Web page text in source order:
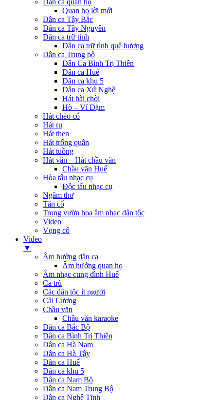
Dân ca quan họ
Quan họ lời mới
Dân ca Tây Bắc
Dân ca Tây Nguyên
Dân ca trữ tình
Dân ca trữ tình quê hương
Dân ca Trung bộ
Dân Ca Bình Trị Thiên
Dân ca Huế
Dân ca khu 5
Dân ca Xứ Nghệ
Hát bài chòi
Hò – Ví Dặm
Hát chèo cổ
Hát ru
Hát then
Hát trống quân
Hát tuồng
Hát văn – Hát chầu văn
Chầu văn Huế
Hòa tấu nhạc cụ
Độc tấu nhạc cụ
Ngâm thơ
Tân cổ
Trong vườn hoa âm nhạc dân tộc
Video
Vọng cổ
Video
▼
Âm hưởng dân ca
Âm hưởng quan họ
Âm nhạc cung đình Huế
Ca trù
Các dân tộc ít người
Cải Lương
Chầu văn
Chầu văn karaoke
Dân ca Bắc Bộ
Dân ca Bình Trị Thiên
Dân ca Hà Nam
Dân ca Hà Tây
Dân ca Huế
Dân ca khu 5
Dân ca Nam Bộ
Dân ca Nam Trung Bộ
Dân ca Nghệ Tĩnh